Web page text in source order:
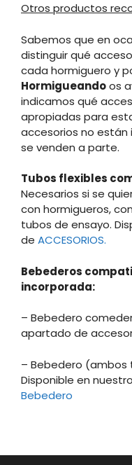
Otros productos
Sabemos que en
distinguir qué
cada hormiguero y
Hormigueandoos
indicamos qué
apropiadas para
accesorios no están
se venden a parte.
Tubos flexibles
Necesarios si se
con hormigueros,
tubos de ensayo.
de ACCESORIOS.
Bebederos
incorporada:
– Bebedero
apartado de
– Bebedero
Disponible en
Bebedero